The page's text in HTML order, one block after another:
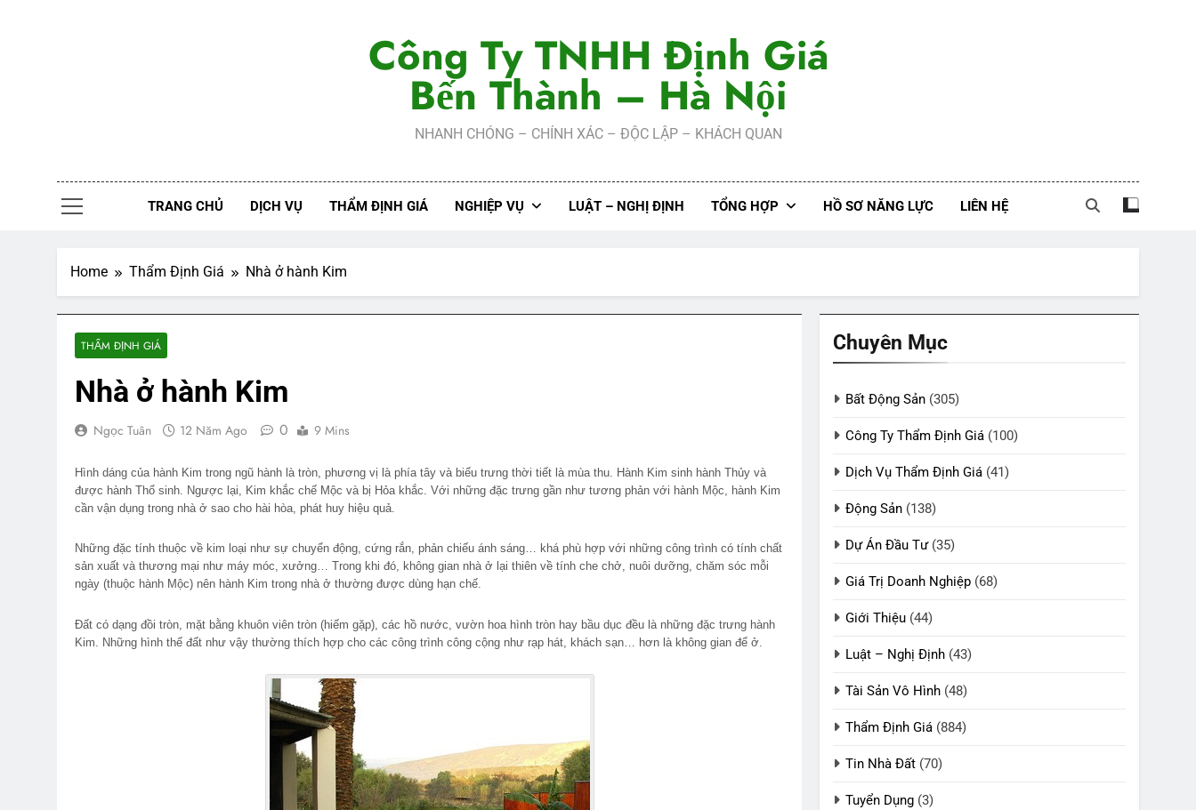
Công Ty TNHH Định Giá
Bến Thành – Hà Nội
NHANH CHÓNG – CHÍNH XÁC – ĐỘC LẬP – KHÁCH QUAN
TRANG CHỦ DỊCH VỤ THẨM ĐỊNH GIÁ NGHIỆP VỤ LUẬT – NGHỊ ĐỊNH TỔNG HỢP HỒ SƠ NĂNG LỰC LIÊN HỆ
Home Thẩm Định Giá Nhà ở hành Kim
THẨM ĐỊNH GIÁ
Nhà ở hành Kim
Ngọc Tuân 12 Năm Ago 0 9 Mins
Hình dáng của hành Kim trong ngũ hành là tròn, phương vị là phía tây và biểu trưng thời tiết là mùa thu. Hành Kim sinh hành Thủy và
được hành Thổ sinh. Ngược lại, Kim khắc chế Mộc và bị Hỏa khắc. Với những đặc trưng gần như tương phản với hành Mộc, hành Kim
cần vận dụng trong nhà ở sao cho hài hòa, phát huy hiệu quả.
Những đặc tính thuộc về kim loại như sự chuyển động, cứng rắn, phản chiếu ánh sáng… khá phù hợp với những công trình có tính chất
sản xuất và thương mại như máy móc, xưởng… Trong khi đó, không gian nhà ở lại thiên về tính che chở, nuôi dưỡng, chăm sóc mỗi
ngày (thuộc hành Mộc) nên hành Kim trong nhà ở thường được dùng hạn chế.
Đất có dạng đồi tròn, mặt bằng khuôn viên tròn (hiếm gặp), các hồ nước, vườn hoa hình tròn hay bầu dục đều là những đặc trưng hành
Kim. Những hình thế đất như vậy thường thích hợp cho các công trình công cộng như rạp hát, khách sạn… hơn là không gian để ở.
Chuyên Mục
Bất Động Sản (305)
Công Ty Thẩm Định Giá (100)
Dịch Vụ Thẩm Định Giá (41)
Động Sản (138)
Dự Án Đầu Tư(35)
Giá Trị Doanh Nghiệp (68)
Giới Thiệu (44)
Luật – Nghị Định (43)
Tài Sản Vô Hình (48)
Thẩm Định Giá (884)
Tin Nhà Đất (70)
Tuyển Dụng (3)